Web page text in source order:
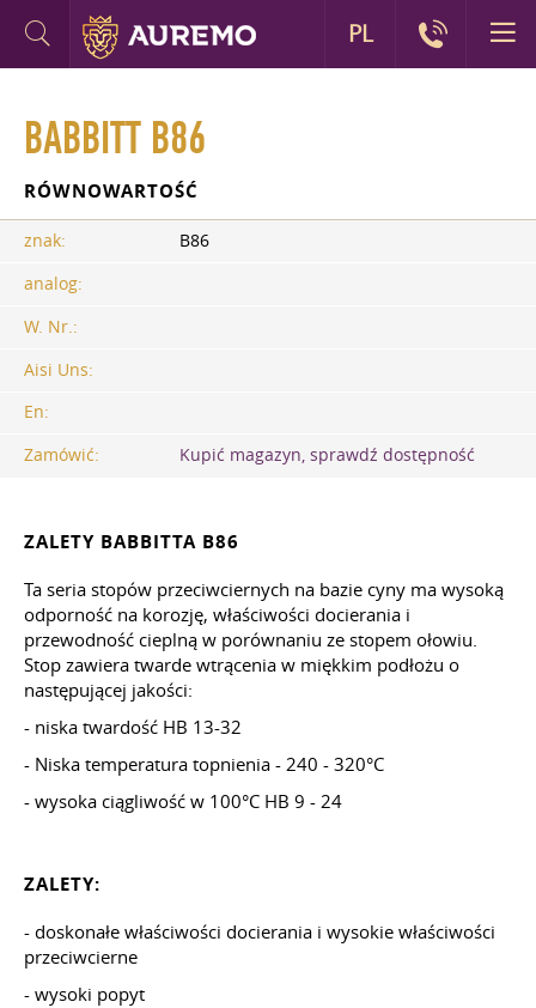
BABBITT B86
RÓWNOWARTOŚĆ
znak:
B86
analog:
W. Nr.:
Aisi Uns:
En:
Zamówić:
Kupić magazyn, sprawdź dostępność
ZALETY BABBITTA B86
Ta seria stopów przeciwciernych na bazie cyny ma wysoką
odporność na korozję, właściwości docierania i
przewodność cieplną w porównaniu ze stopem ołowiu.
Stop zawiera twarde wtrącenia w miękkim podłożu o
następującej jakości:
- niska twardość HB 13-32
- Niska temperatura topnienia - 240 - 320°С
- wysoka ciągliwość w 100°C HB 9 - 24
ZALETY:
- doskonałe właściwości docierania i wysokie właściwości
przeciwcierne
- wysoki popyt
PL